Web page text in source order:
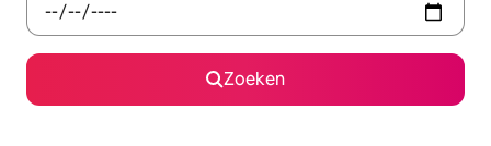
Zoeken